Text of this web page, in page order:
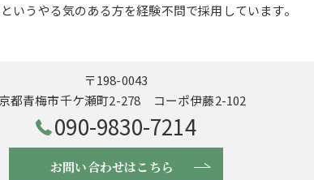
いうやる気のある方を経験不問で採用しています。
〒198-0043
都青梅市千ケ瀬町2-278 コーポ伊藤2-102
090-9830-7214
お問い合わせはこちら